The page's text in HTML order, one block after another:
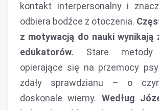
kontakt interpersonalny i
odbiera bodźce z otoczenia.
z motywacją do nauki wynikają
edukatorów. Stare metody
opierające się na przemocy
zdały sprawdzianu – o
doskonale wiemy. Według